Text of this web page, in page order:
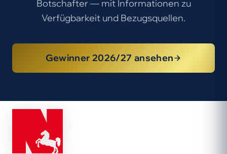
Botschafter — mit Informationen zu
Verfügbarkeit und Bezugsquellen.
Gewinner 2026/27 ansehen